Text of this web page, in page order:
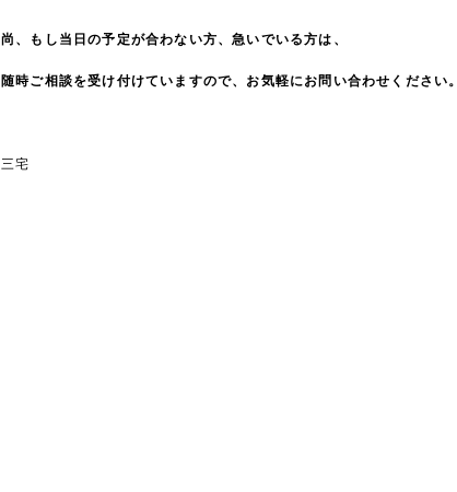
尚、もし当日の予定が合わない方、急いでいる方は、
随時ご相談を受け付けていますので、お気軽にお問い合わせください。
三宅